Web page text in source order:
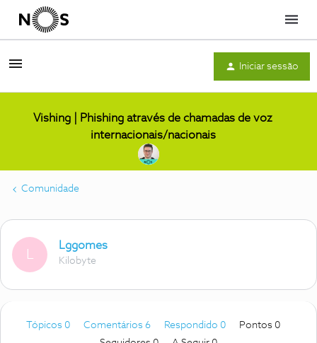
Menu
Iniciar sessão
Vishing | Phishing através de chamadas de voz
internacionais/nacionais
Comunidade
L
Lggomes
Kilobyte
Tópicos 0 Comentários 6 Respondido 0
Pontos 0